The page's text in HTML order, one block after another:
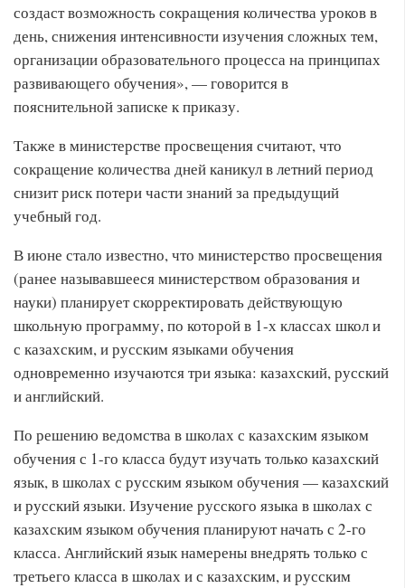
создаст возможность сокращения количества уроков в
день, снижения интенсивности изучения сложных тем,
организации образовательного процесса на принципах
развивающего обучения», — говорится в
пояснительной записке к приказу.
Также в министерстве просвещения считают, что
сокращение количества дней каникул в летний период
снизит риск потери части знаний за предыдущий
учебный год.
В июне стало известно, что министерство просвещения
(ранее называвшееся министерством образования и
науки) планирует скорректировать действующую
школьную программу, по которой в 1-х классах школ и
с казахским, и русским языками обучения
одновременно изучаются три языка: казахский, русский
и английский.
По решению ведомства в школах с казахским языком
обучения с 1-го класса будут изучать только казахский
язык, в школах с русским языком обучения — казахский
и русский языки. Изучение русского языка в школах с
казахским языком обучения планируют начать с 2-го
класса. Английский язык намерены внедрять только с
третьего класса в школах и с казахским, и русским